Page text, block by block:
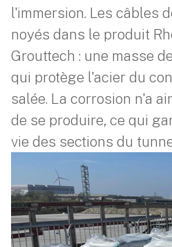
l'immersion. Les câbles
noyés dans le produit
Grouttech : une masse
qui protège l'acier du
salée. La corrosion n'a
de se produire, ce qui
vie des sections du